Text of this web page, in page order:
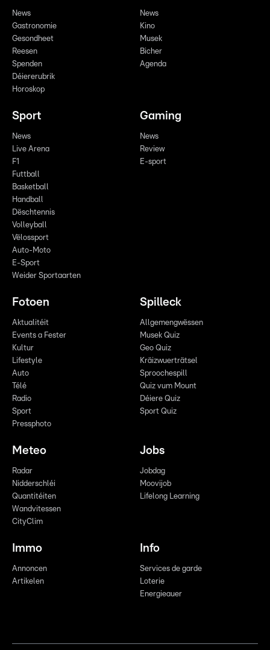
News
Gastronomie
Gesondheet
Reesen
Spenden
Déiererubrik
Horoskop
News
Kino
Musek
Bicher
Agenda
Sport
News
Live Arena
F1
Futtball
Basketball
Handball
Dëschtennis
Volleyball
Vëlossport
Auto-Moto
E-Sport
Weider Sportaarten
Gaming
News
Review
E-sport
Fotoen
Aktualitéit
Events a Fester
Kultur
Lifestyle
Auto
Télé
Radio
Sport
Pressphoto
Spilleck
Allgemengwëssen
Musek Quiz
Geo Quiz
Kräizwuerträtsel
Sproochespill
Quiz vum Mount
Déiere Quiz
Sport Quiz
Meteo
Radar
Nidderschléi
Quantitéiten
Wandvitessen
CityClim
Jobs
Jobdag
Moovijob
Lifelong Learning
Immo
Annoncen
Artikelen
Info
Services de garde
Loterie
Energieauer